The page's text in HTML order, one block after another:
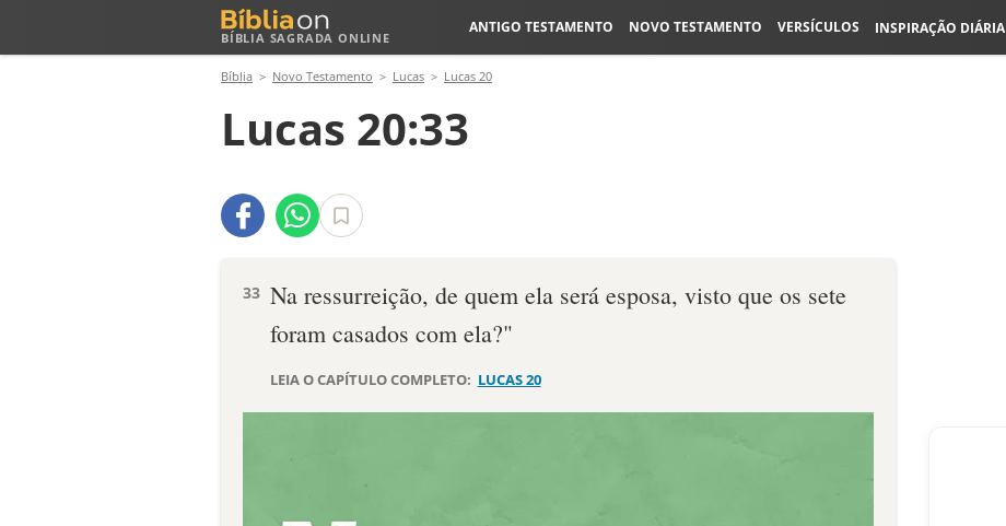
BÍBLIA SAGRADA ONLINE
ANTIGO TESTAMENTO NOVO TESTAMENTO VERSÍCULOS INSPIRAÇÃO DIÁRIA
Bíblia Novo Testamento Lucas Lucas 20
Lucas 20:33
33 Na ressurreição, de quem ela será esposa, visto que os sete
foram casados com ela?"
LEIA O CAPÍTULO COMPLETO: LUCAS 20